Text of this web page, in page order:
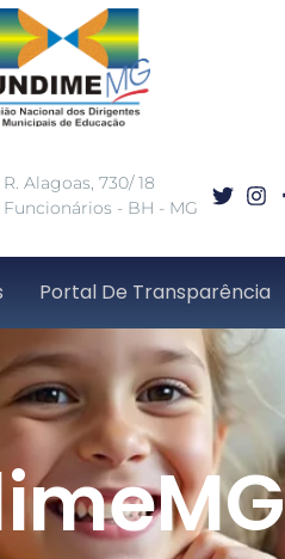
R. Alagoas, 730/ 18
Funcionários - BH - MG
Portal De Transparência